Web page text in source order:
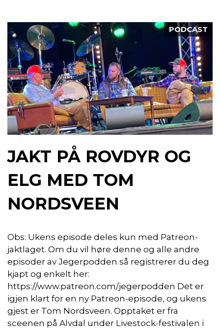
PODCAST
JAKT PÅ ROVDYR OG
ELG MED TOM
NORDSVEEN
Obs: Ukens episode deles kun med Patreon-
jaktlaget. Om du vil høre denne og alle andre
episoder av Jegerpodden så registrerer du deg
kjapt og enkelt her:
https://www.patreon.com/jegerpodden Det er
igjen klart for en ny Patreon-episode, og ukens
gjest er Tom Nordsveen. Opptaket er fra
sceenen på Alvdal under Livestock-festivalen i